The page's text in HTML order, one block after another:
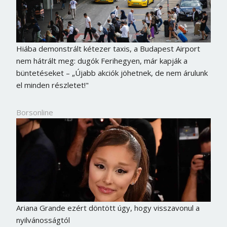
Hiába demonstrált kétezer taxis, a Budapest Airport
nem hátrált meg: dugók Ferihegyen, már kapják a
büntetéseket – „Újabb akciók jöhetnek, de nem árulunk
el minden részletet!"
Borsonline
Ariana Grande ezért döntött úgy, hogy visszavonul a
nyilvánosságtól